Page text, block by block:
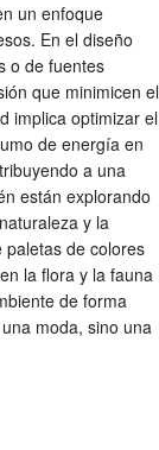
un enfoque
En el diseño
o de fuentes
que minimicen el
implica optimizar el
de energía en
a una
están explorando
y la
paletas de colores
la flora y la fauna
de forma
moda, sino una